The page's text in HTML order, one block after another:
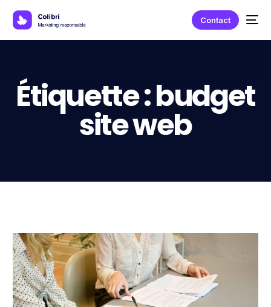
Contact
Étiquette :budget
site web